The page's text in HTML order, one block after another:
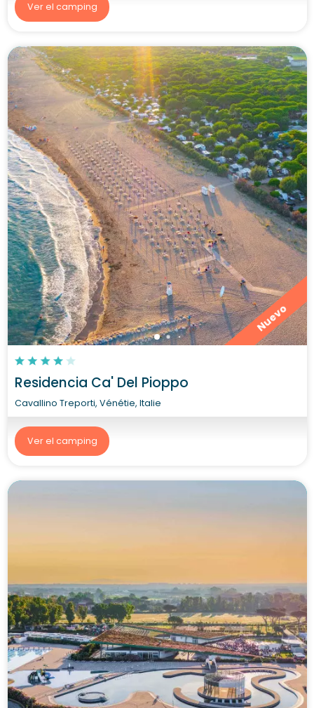
Ver el camping
Nuevo
Residencia Ca' Del Pioppo
Cavallino Treporti, Vénétie, Italie
Ver el camping